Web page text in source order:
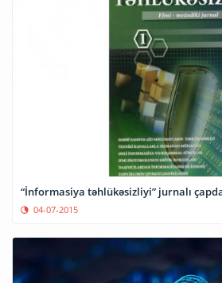
“İnformasiya təhlükəsizliyi” jurnalı
04-07-2015